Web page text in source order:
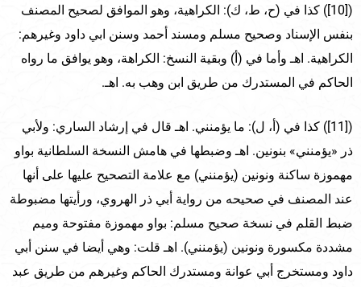
([10]) كذا في (ح، ط، ك): الكراهية، وهو الموافق لصحيح المصنف
بنفس الإسناد وصحيح مسلم ومسند أحمد وسنن ابي داود وغيرهم:
الكراهية. اهـ وأما في (أ) وبقية النسخ: الكراهة، وهو يوافق ما رواه
الحاكم في المستدرك من طريق ابن وهب به. اهـ.
([11]) كذا في (أ، ل): ما يؤمنني. اهـ قال في إرشاد الساري: ولأبي
ذر «يؤمنني» بنونين. اهـ وضبطها في هامش النسخة السلطانية بواو
مهموزة ساكنة ونونين (يؤمنني) مع علامة التصحيح عليها على أنها
عند المصنف في صحيحه من رواية أبي ذر الهروي، ورأيتها مضبوطة
ضبط القلم في نسخة صحيح مسلم: بواو مهموزة مفتوحة وميم
مشددة مكسورة ونونين (يؤمنني). اهـ قلت: وهي أيضا في سنن أبي
داود ومستخرج أبي عوانة ومستدرك الحاكم وغيرهم من طريق عبد